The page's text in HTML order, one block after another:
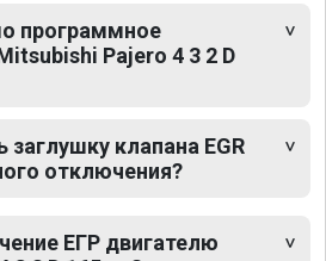
программное
Pajero 4 3 2 D
клапана EGR
отключения?
ЕГР двигателю